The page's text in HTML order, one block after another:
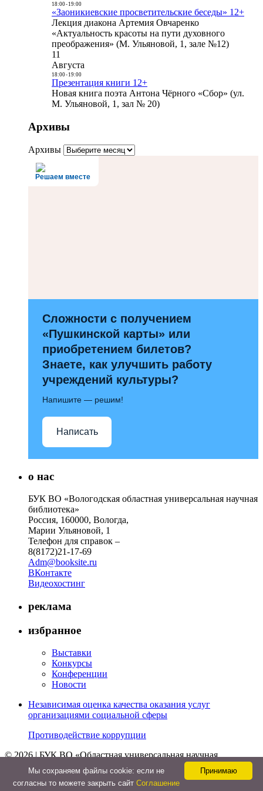
18:00- 19:00
«Заоникиевские просветительские беседы» 12+
Лекция диакона Артемия Овчаренко
«Актуальность красоты на пути духовного
преображения» (М. Ульяновой, 1, зале №12)
11
Августа
18:00- 19:00
Презентация книги 12+
Новая книга поэта Антона Чёрного «Сбор» (ул.
М. Ульяновой, 1, зал № 20)
Архивы
Архивы
Решаем вместе
Сложности с получением
«Пушкинской карты» или
приобретением билетов?
Знаете, как улучшить работу
учреждений культуры?
Напишите — решим!
Написать
о нас
БУК ВО «Вологодская областная универсальная научная
библиотека»
Россия, 160000, Вологда,
Марии Ульяновой, 1
Телефон для справок –
8(8172)21-17-69
Adm@booksite.ru
ВКонтакте
Видеохостинг
реклама
избранное
Выставки
Конкурсы
Конференции
Новости
Независимая оценка качества оказания услуг
организациями социальной сферы
Противодействие коррупции
© 2026 | БУК ВО «Областная универсальная научная
библиотека»
Принимаю
Мы cохраняем файлы cookie: если не
согласны то можете закрыть сайт Соглашение